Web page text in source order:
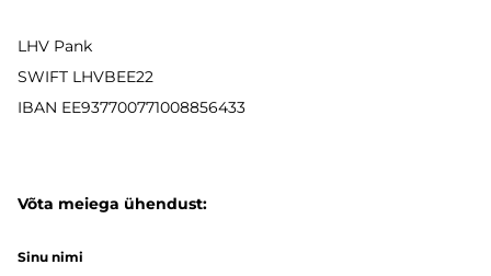
LHV Pank
SWIFT LHVBEE22
IBAN EE937700771008856433
Võta meiega ühendust:
Sinu nimi